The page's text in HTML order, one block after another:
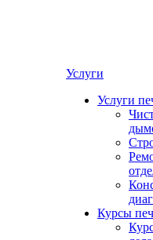
Услуги
Услуги
Курсы